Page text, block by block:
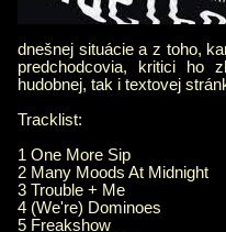
dnešnej situácie a z toho,
predchodcovia, kritici ho
hudobnej, tak i textovej
Tracklist:
1 One More Sip
2 Many Moods At Midnight
3 Trouble + Me
4 (We're) Dominoes
5 Freakshow